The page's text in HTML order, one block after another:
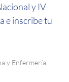
y IV
e inscribe tu
y Enfermería.